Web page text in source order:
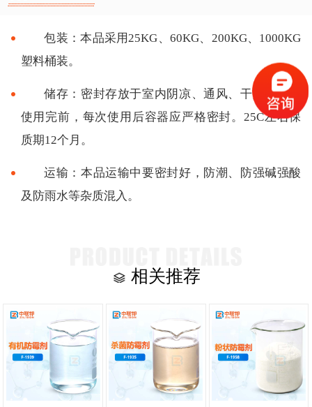
包装：本品采用25KG、60KG、200KG、1000KG
塑料桶装。
储存：密封存放于室内阴凉、通风、干燥处。未
使用完前，每次使用后容器应严格密封。25C左右保
质期12个月。
运输：本品运输中要密封好，防潮、防强碱强酸
及防雨水等杂质混入。
相关推荐